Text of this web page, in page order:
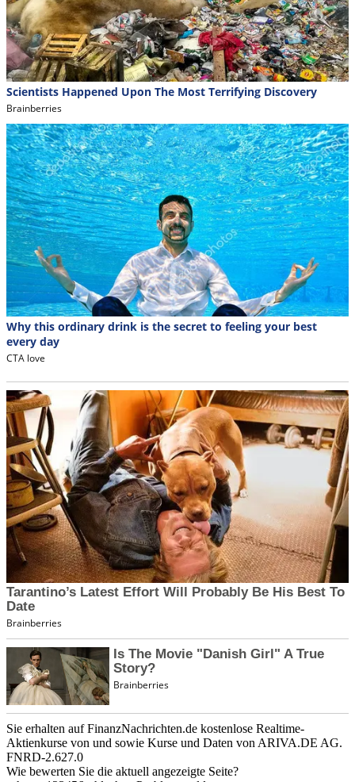
Sie erhalten auf FinanzNachrichten.de kostenlose Realtime-
Aktienkurse von und sowie Kurse und Daten von ARIVA.DE AG.
FNRD-2.627.0
Wie bewerten Sie die aktuell angezeigte Seite?